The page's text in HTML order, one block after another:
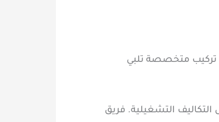
تركيب متخصصة تلبي
التشغيلية. فريق